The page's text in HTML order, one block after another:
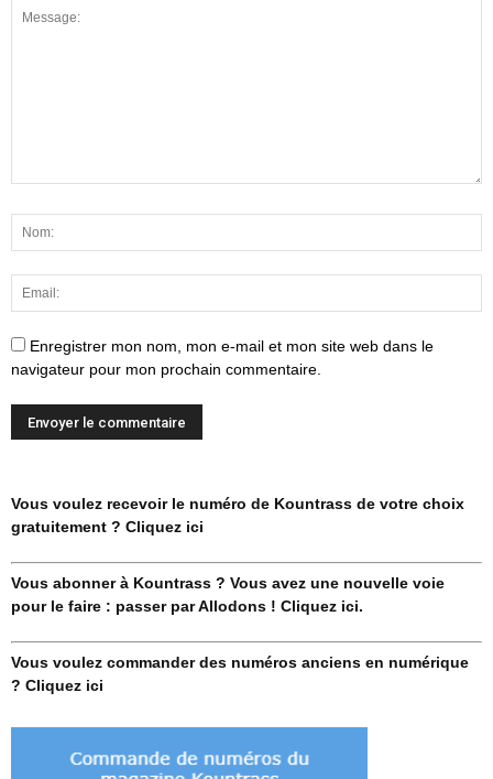
Enregistrer mon nom, mon e-mail et mon site web dans le
navigateur pour mon prochain commentaire.
Vous voulez recevoir le numéro de Kountrass de votre choix
gratuitement ? Cliquez ici
Vous abonner à Kountrass ? Vous avez une nouvelle voie
pour le faire : passer par Allodons ! Cliquez ici.
Vous voulez commander des numéros anciens en numérique
? Cliquez ici